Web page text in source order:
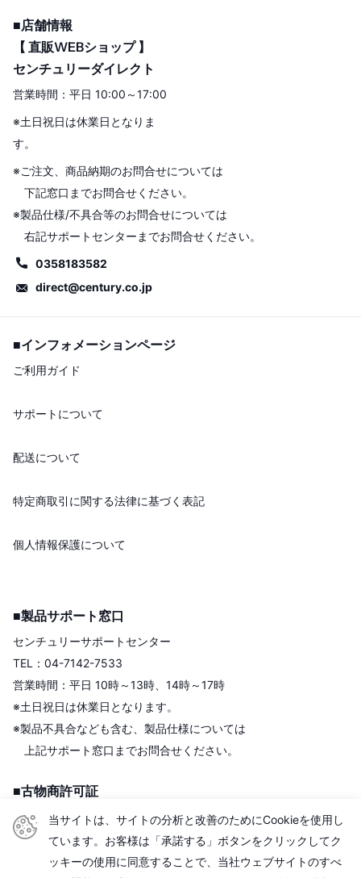
■店舗情報
【 直販WEBショップ 】
センチュリーダイレクト
営業時間：平日 10:00～17:00
※土日祝日は休業日となりま
す。
※ご注文、商品納期のお問合せについては
下記窓口までお問合せください。
※製品仕様/不具合等のお問合せについては
右記サポートセンターまでお問合せください。
0358183582
direct@century.co.jp
■インフォメーションページ
ご利用ガイド
サポートについて
配送について
特定商取引に関する法律に基づく表記
個人情報保護について
■製品サポート窓口
センチュリーサポートセンター
TEL：04-7142-7533
営業時間：平日 10時～13時、14時～17時
※土日祝日は休業日となります。
※製品不具合なども含む、製品仕様については
上記サポート窓口までお問合せください。
■古物商許可証
株式会社センチュリー
＜古物商許可証＞
東京都公安委員会
当サイトは、サイトの分析と改善のためにCookieを使用し
ています。お客様は「承諾する」ボタンをクリックしてク
ッキーの使用に同意することで、当社ウェブサイトのすべ